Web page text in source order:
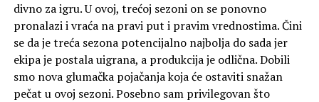
divno za igru. U ovoj, trećoj sezoni on se ponovno
pronalazi i vraća na pravi put i pravim vrednostima. Čini
se da je treća sezona potencijalno najbolja do sada jer
ekipa je postala uigrana, a produkcija je odlična. Dobili
smo nova glumačka pojačanja koja će ostaviti snažan
pečat u ovoj sezoni. Posebno sam privilegovan što